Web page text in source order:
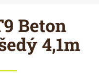
Beton
4,1m